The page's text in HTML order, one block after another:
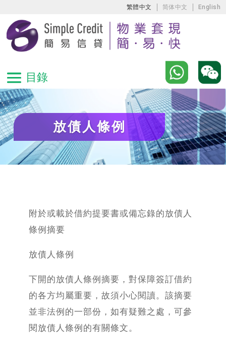
繁體中文 简体中文 English
放債人條例
附於或載於借約提要書或備忘錄的放債人
條例摘要
放債人條例
下開的放債人條例摘要，對保障簽訂借約
的各方均屬重要，故須小心閱讀。該摘要
並非法例的一部份，如有疑難之處，可參
閱放債人條例的有關條文。